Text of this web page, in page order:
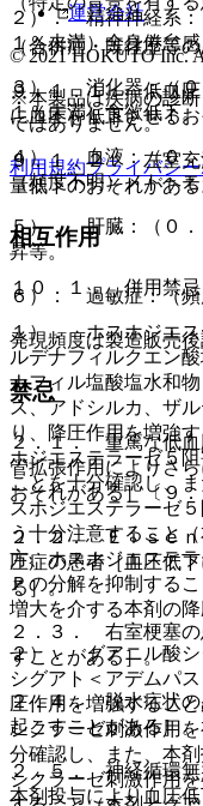
（合併症・既往歴等
９．１．１． 低血圧
に血圧を低下させる
９．１．２． 左室充
量低下のおそれがある
相互作用
１０．１． 併用禁
１）． ホスホジエス
ルデナフィルクエン
ナフィル塩酸塩水和
ス、アドシルカ、ザ
り、降圧作用を増強
ホジエステラーゼ５
ことを十分確認し、
スホジエステラーゼ
う十分注意すること
方、ホスホジエステ
Ｐの分解を抑制する
増大を介する本剤の
２）． グアニル酸シ
シグアト＜アデムパ
圧作用を増強するこ
シクラーゼ刺激作用
分確認し、また、本
シクラーゼ刺激作用
２）． 精神神経系：
１％未満）全身倦怠感
３）． 消化器：（０
１％未満）食欲低下。
４）． 血液：（０．
（頻度不明）メトヘ
５）． 肝臓：（０．
昇等。
６）． 過敏症：（頻
発現頻度は製造販売
禁忌
２．１． 重篤な低血
管拡張作用によりさ
おそれがある］〔９
２．２． Ｅｉｓｅｎ
圧症の患者［血圧低
る］。
２．３． 右室梗塞の
すことがある］。
２．４． 脱水症状の
起こすことがある］。
２．５． 神経循環無
本剤投与により血圧
運営会社
© 2021 HOKUTO Inc.
※本製品は疾病の診
ではありません。
利用規約プライバシ